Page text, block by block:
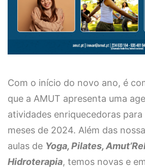
Com o início do novo ano, é
que a AMUT apresenta uma
atividades enriquecedoras
meses de 2024. Além das
aulas de Yoga, Pilates,
Hidroterapia, temos novas e